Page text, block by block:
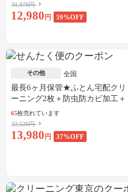
31,878円
12,980 円 59%OFF
その他 全国
最長6ヶ月保管★ふとん宅配クリ
ーニング2枚＋防虫防カビ加工＋
しみ抜き
65枚売れています
22,528円
13,980 円 37%OFF